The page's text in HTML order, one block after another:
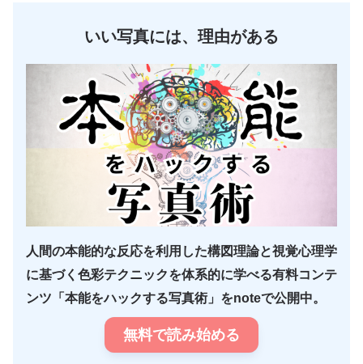
いい写真には、理由がある
人間の本能的な反応を利用した構図理論と視覚心理学
に基づく色彩テクニックを体系的に学べる有料コンテ
ンツ「本能をハックする写真術」をnoteで公開中。
無料で読み始める